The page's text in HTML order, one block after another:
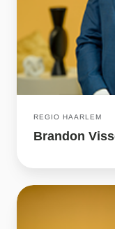
REGIO HAARLEM
Brandon
Don
Rietveld